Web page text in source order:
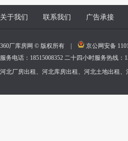
关于我们 联系我们 广告承接
360厂库房网 © 版权所有 | 京公网安备
服务电话：18515008352 二十四小时服务热线：
河北厂房出租、河北库房出租、河北土地出租、